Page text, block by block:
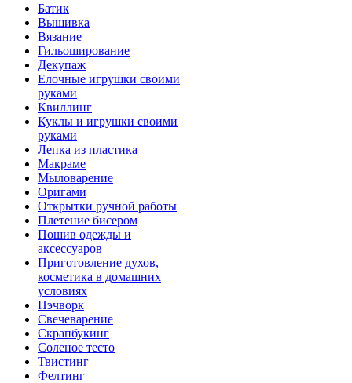
Батик
Вышивка
Вязание
Гильоширование
Декупаж
Елочные игрушки своими
руками
Квиллинг
Куклы и игрушки своими
руками
Лепка из пластика
Макраме
Мыловарение
Оригами
Открытки ручной работы
Плетение бисером
Пошив одежды и
аксессуаров
Приготовление духов,
косметика в домашних
условиях
Пэчворк
Свечеварение
Скрапбукинг
Соленое тесто
Твистинг
Фелтинг